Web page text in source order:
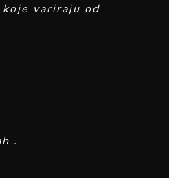
koje variraju od
.